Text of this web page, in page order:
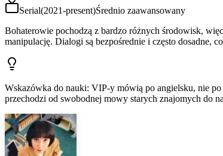
Serial(2021-present)Średnio zaawansowany
Bohaterowie pochodzą z bardzo różnych środowisk,
manipulację. Dialogi są bezpośrednie i często dosadne,
Wskazówka do nauki: VIP-y mówią po angielsku, nie
przechodzi od swobodnej mowy starych znajomych do